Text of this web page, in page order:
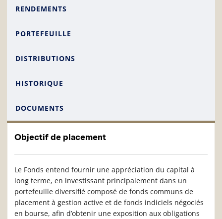
RENDEMENTS
PORTEFEUILLE
DISTRIBUTIONS
HISTORIQUE
DOCUMENTS
Objectif de placement
Le Fonds entend fournir une appréciation du capital à
long terme, en investissant principalement dans un
portefeuille diversifié composé de fonds communs de
placement à gestion active et de fonds indiciels négociés
en bourse, afin d’obtenir une exposition aux obligations